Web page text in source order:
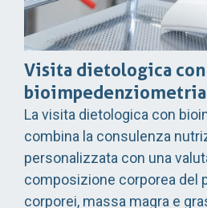
Visita dietologica con
bioimpedenziometria
La visita dietologica con
combina la consulenza
personalizzata con una
composizione corporea del
corporei, massa magra e